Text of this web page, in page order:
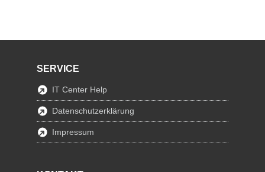
SERVICE
IT Center Help
Datenschutzerklärung
Impressum